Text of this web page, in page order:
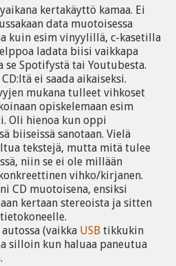
kertakäyttö kamaa. Ei
data muotoisessa
kuin esim vinyylillä, c-kasetilla
ladata biisi vaikkapa
Spotifystä tai Youtubesta.
ei saada aikaiseksi.
mukana tulleet vihkoset
opiskelemaan esim
Oli hienoa kun oppi
biiseissä sanotaan. Vielä
tekstejä, mutta mitä tulee
niin se ei ole millään
vihko/kirjanen.
CD muotoisena, ensiksi
kertaan stereoista ja sitten
(vaikka USB tikkukin
silloin kun haluaa paneutua